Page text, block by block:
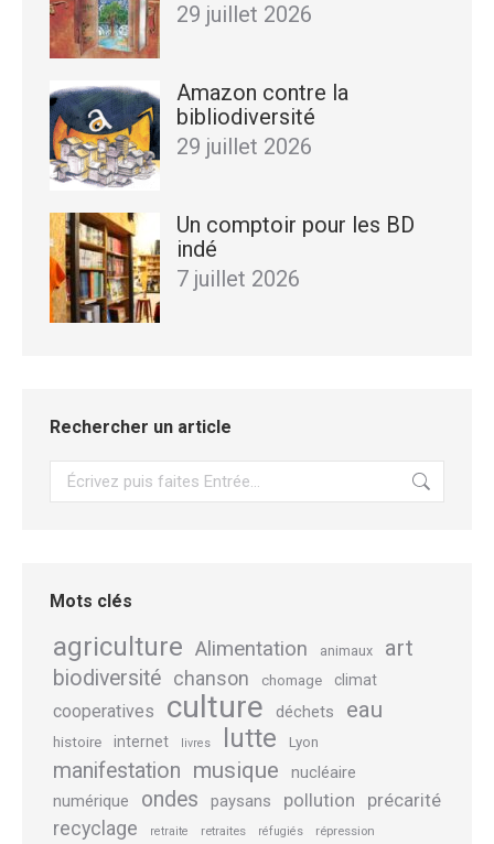
29 juillet 2026
Amazon contre la
bibliodiversité
29 juillet 2026
Un comptoir pour les BD
indé
7 juillet 2026
Rechercher un article
Recherche
Mots clés
agriculture Alimentation animaux art
biodiversité chanson chomage climat
cooperatives culture déchets eau
histoire internet livres lutte Lyon
manifestation musique
nucléaire
numérique
ondes paysans pollution précarité
recyclage retraite retraites réfugiés répression